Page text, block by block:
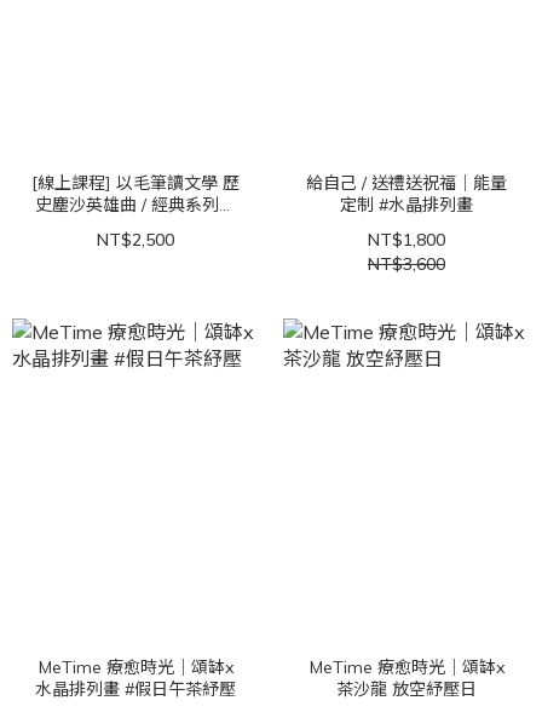
[線上課程] 以毛筆讀文學 歷
史塵沙英雄曲 / 經典系列第
雲教授 & 李念祖 資深媒體
NT$2,500
給自己 / 送禮送祝福｜能量
定制 #水晶排列畫
NT$1,800
NT$3,600
MeTime 療愈時光｜頌缽x
水晶排列畫 #假日午茶紓壓
MeTime 療愈時光｜頌缽x
茶沙龍 放空紓壓日